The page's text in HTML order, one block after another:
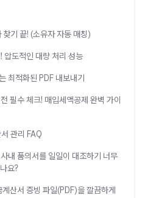
기 끝! (소유자 자동 매칭)
압도적인 대량 처리 성능
최적화된 PDF 내보내기
필수 체크! 매입세액공제 완벽 가이
관리 FAQ
내 품의서를 일일이 대조하기 너무
요?
산서 증빙 파일(PDF)을 깔끔하게